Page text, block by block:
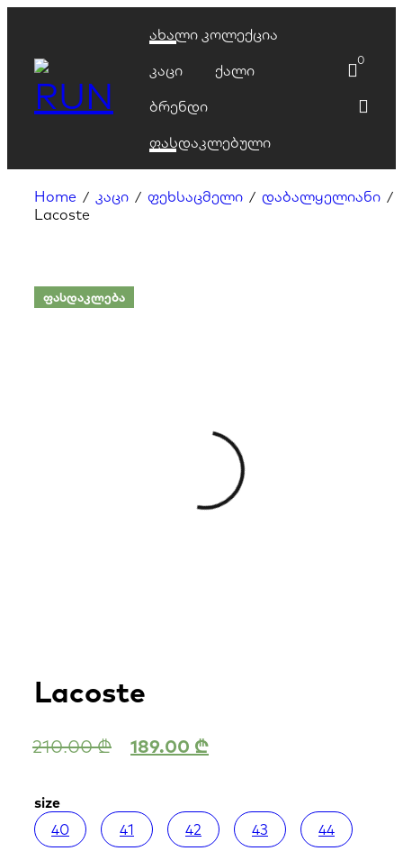
ახალი კოლექცია
კაცი
ქალი
ბრენდი
ფასდაკლებული
0
Home / კაცი / ფეხსაცმელი / დაბალყელიანი /
Lacoste
ᲤᲐᲡᲓᲐᲙᲚᲔᲑᲐ
Lacoste
210.00₾ 189.00 ₾
size
40
41 42 43 44